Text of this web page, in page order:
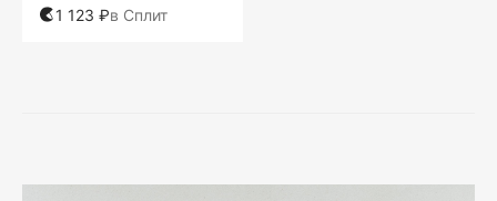
1 123 ₽в Сплит